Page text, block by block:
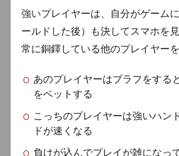
強いプレイヤーは、自分がゲーム
ールドした後）も決してスマホを
常に銅鐸している他のプレイヤー
あのプレイヤーはブラフをする
をベットする
こっちのプレイヤーは強いハン
ドが速くなる
負けが込んでプレイが雑になっ